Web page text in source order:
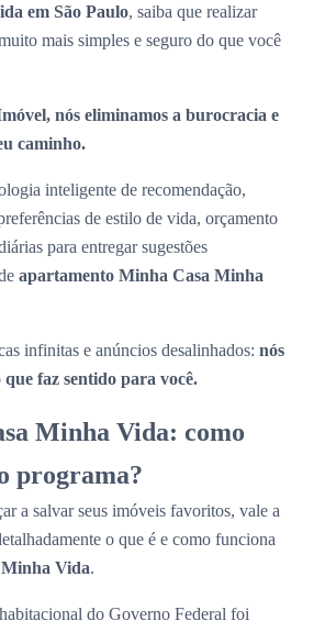
em São Paulo, saiba que realizar
mais simples e seguro do que você
nós eliminamos a burocracia e
caminho.
inteligente de recomendação,
de estilo de vida, orçamento
para entregar sugestões
apartamento Minha Casa Minha
infinitas e anúncios desalinhados: nós
faz sentido para você.
Minha Vida: como
programa?
a salvar seus imóveis favoritos, vale a
o que é e como funciona
Vida.
do Governo Federal foi